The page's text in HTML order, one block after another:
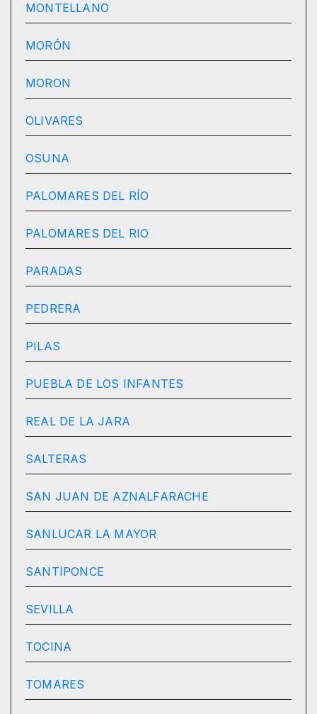
MONTELLANO
MORÓN
MORON
OLIVARES
OSUNA
PALOMARES DEL RÍO
PALOMARES DEL RIO
PARADAS
PEDRERA
PILAS
PUEBLA DE LOS INFANTES
REAL DE LA JARA
SALTERAS
SAN JUAN DE AZNALFARACHE
SANLUCAR LA MAYOR
SANTIPONCE
SEVILLA
TOCINA
TOMARES